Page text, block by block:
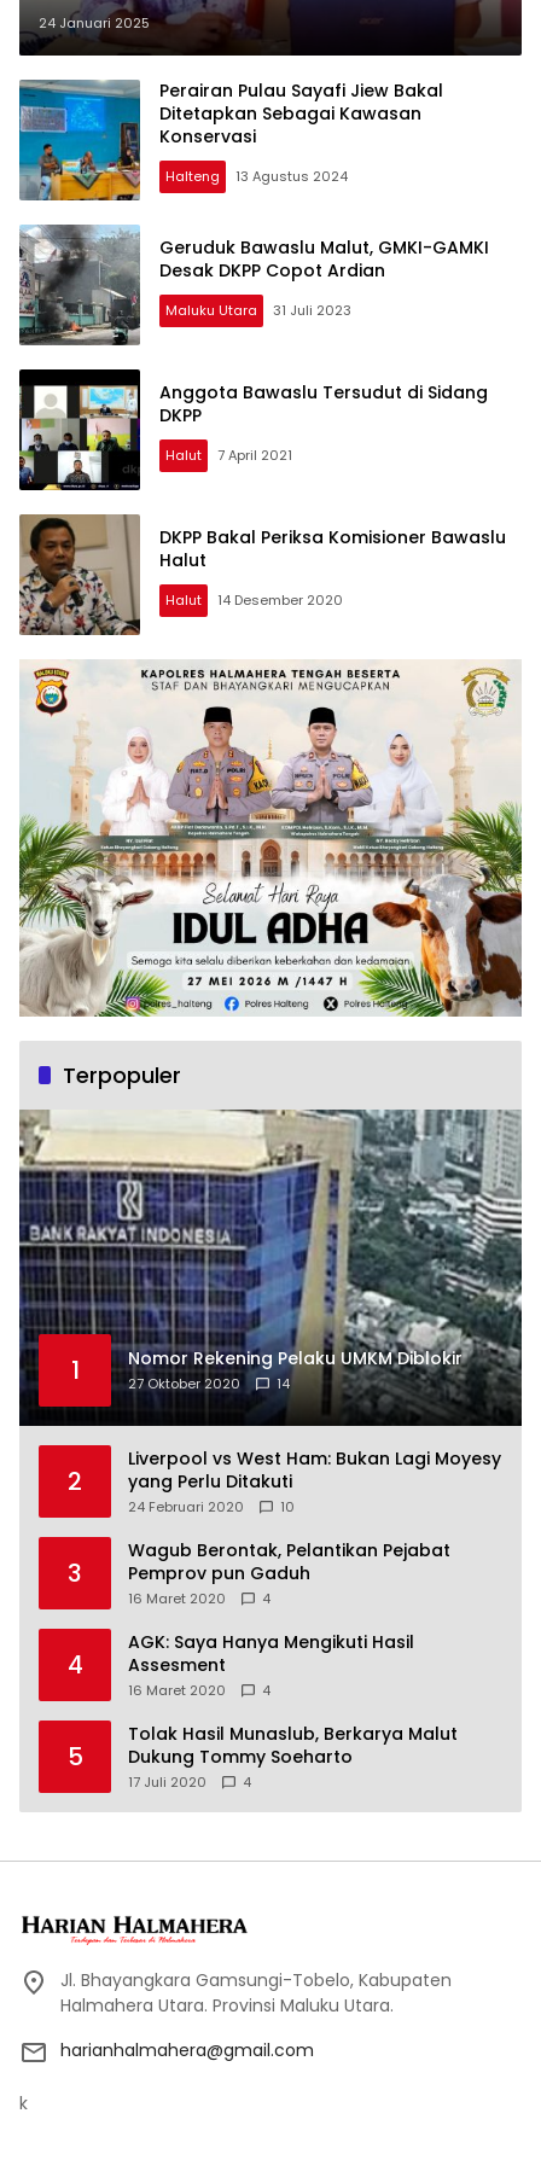
24 Januari 2025
Perairan Pulau Sayafi Jiew Bakal
Ditetapkan Sebagai Kawasan
Konservasi
Halteng 13 Agustus 2024
Geruduk Bawaslu Malut, GMKI-GAMKI
Desak DKPP Copot Ardian
Maluku Utara 31 Juli 2023
Anggota Bawaslu Tersudut di Sidang
DKPP
Halut 7 April 2021
DKPP Bakal Periksa Komisioner Bawaslu
Halut
Halut 14 Desember 2020
Terpopuler
1 Nomor Rekening Pelaku UMKM Diblokir
27 Oktober 2020 14
2
Liverpool vs West Ham: Bukan Lagi Moyesy
yang Perlu Ditakuti
24 Februari 2020 10
3
Wagub Berontak, Pelantikan Pejabat
Pemprov pun Gaduh
16 Maret 2020 4
4
AGK: Saya Hanya Mengikuti Hasil
Assesment
16 Maret 2020 4
5
Tolak Hasil Munaslub, Berkarya Malut
Dukung Tommy Soeharto
17 Juli 2020 4
Jl. Bhayangkara Gamsungi-Tobelo, Kabupaten
Halmahera Utara. Provinsi Maluku Utara.
harianhalmahera@gmail.com
k